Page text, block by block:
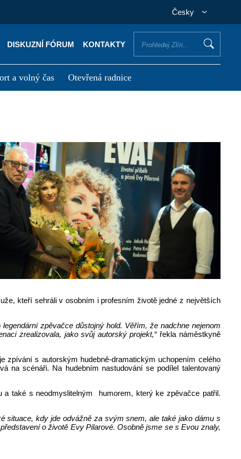
Česky
DISKUZNÍ FÓRUM KONTAKTY
a volný čas Otevřená radnice
kteří sehráli v osobním i profesním životě jedné z největších
zpěvačce důstojný hold. Věřím, že nadchne nejenom
zrealizovala, jako svůj autorský projekt,“řekla náměstkyně
zpívání s autorským hudebně-dramatickým uchopením celého
na scénáři. Na hudebním nastudování se podílel talentovaný
také s neodmyslitelným humorem, který ke zpěvačce patřil.
situace, kdy jde odvážně za svým snem, ale také jako dámu s
o životě Evy Pilarové. Osobně jsme se s Evou znaly,